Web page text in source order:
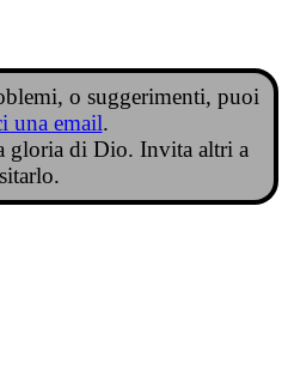
o suggerimenti, puoi
una email.
gloria di Dio. Invita altri a